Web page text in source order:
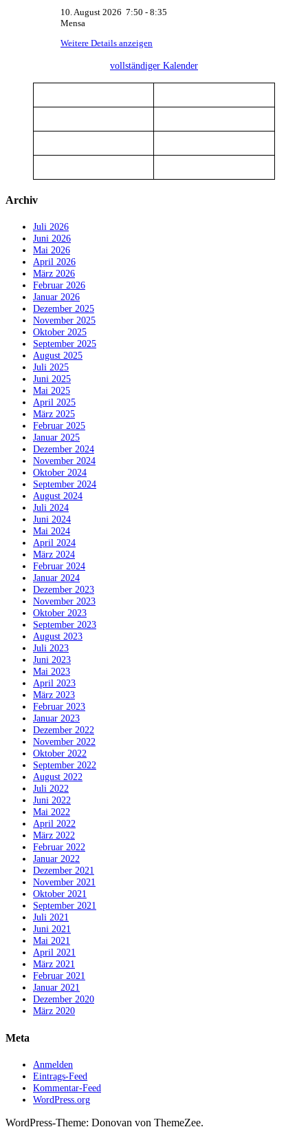
10. August 2026 7:50 - 8:35
Mensa
Weitere Details anzeigen
vollständiger Kalender
Archiv
Juli 2026
Juni 2026
Mai 2026
April 2026
März 2026
Februar 2026
Januar 2026
Dezember 2025
November 2025
Oktober 2025
September 2025
August 2025
Juli 2025
Juni 2025
Mai 2025
April 2025
März 2025
Februar 2025
Januar 2025
Dezember 2024
November 2024
Oktober 2024
September 2024
August 2024
Juli 2024
Juni 2024
Mai 2024
April 2024
März 2024
Februar 2024
Januar 2024
Dezember 2023
November 2023
Oktober 2023
September 2023
August 2023
Juli 2023
Juni 2023
Mai 2023
April 2023
März 2023
Februar 2023
Januar 2023
Dezember 2022
November 2022
Oktober 2022
September 2022
August 2022
Juli 2022
Juni 2022
Mai 2022
April 2022
März 2022
Februar 2022
Januar 2022
Dezember 2021
November 2021
Oktober 2021
September 2021
Juli 2021
Juni 2021
Mai 2021
April 2021
März 2021
Februar 2021
Januar 2021
Dezember 2020
März 2020
Meta
Anmelden
Eintrags-Feed
Kommentar-Feed
WordPress.org
WordPress-Theme: Donovan von ThemeZee.